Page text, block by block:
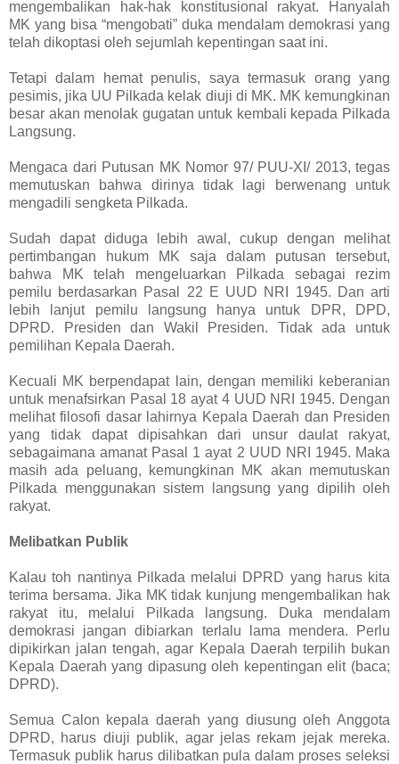
mengembalikan hak-hak konstitusional rakyat. Hanyalah
MK yang bisa “mengobati” duka mendalam demokrasi yang
telah dikoptasi oleh sejumlah kepentingan saat ini.
Tetapi dalam hemat penulis, saya termasuk orang yang
pesimis, jika UU Pilkada kelak diuji di MK. MK kemungkinan
besar akan menolak gugatan untuk kembali kepada Pilkada
Langsung.
Mengaca dari Putusan MK Nomor 97/ PUU-XI/ 2013, tegas
memutuskan bahwa dirinya tidak lagi berwenang untuk
mengadili sengketa Pilkada.
Sudah dapat diduga lebih awal, cukup dengan melihat
pertimbangan hukum MK saja dalam putusan tersebut,
bahwa MK telah mengeluarkan Pilkada sebagai rezim
pemilu berdasarkan Pasal 22 E UUD NRI 1945. Dan arti
lebih lanjut pemilu langsung hanya untuk DPR, DPD,
DPRD. Presiden dan Wakil Presiden. Tidak ada untuk
pemilihan Kepala Daerah.
Kecuali MK berpendapat lain, dengan memiliki keberanian
untuk menafsirkan Pasal 18 ayat 4 UUD NRI 1945. Dengan
melihat filosofi dasar lahirnya Kepala Daerah dan Presiden
yang tidak dapat dipisahkan dari unsur daulat rakyat,
sebagaimana amanat Pasal 1 ayat 2 UUD NRI 1945. Maka
masih ada peluang, kemungkinan MK akan memutuskan
Pilkada menggunakan sistem langsung yang dipilih oleh
rakyat.
Melibatkan Publik
Kalau toh nantinya Pilkada melalui DPRD yang harus kita
terima bersama. Jika MK tidak kunjung mengembalikan hak
rakyat itu, melalui Pilkada langsung. Duka mendalam
demokrasi jangan dibiarkan terlalu lama mendera. Perlu
dipikirkan jalan tengah, agar Kepala Daerah terpilih bukan
Kepala Daerah yang dipasung oleh kepentingan elit (baca;
DPRD).
Semua Calon kepala daerah yang diusung oleh Anggota
DPRD, harus diuji publik, agar jelas rekam jejak mereka.
Termasuk publik harus dilibatkan pula dalam proses seleksi